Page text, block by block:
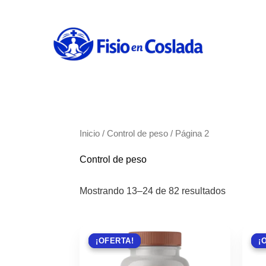
Inicio / Control de peso / Página 2
Control de peso
Mostrando 13–24 de 82 resultados
¡OFERTA!
¡OFERTA!